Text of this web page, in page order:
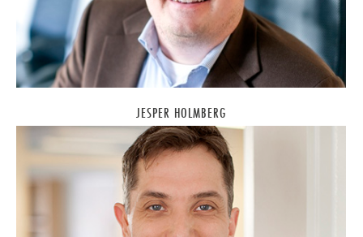
JESPER HOLMBERG